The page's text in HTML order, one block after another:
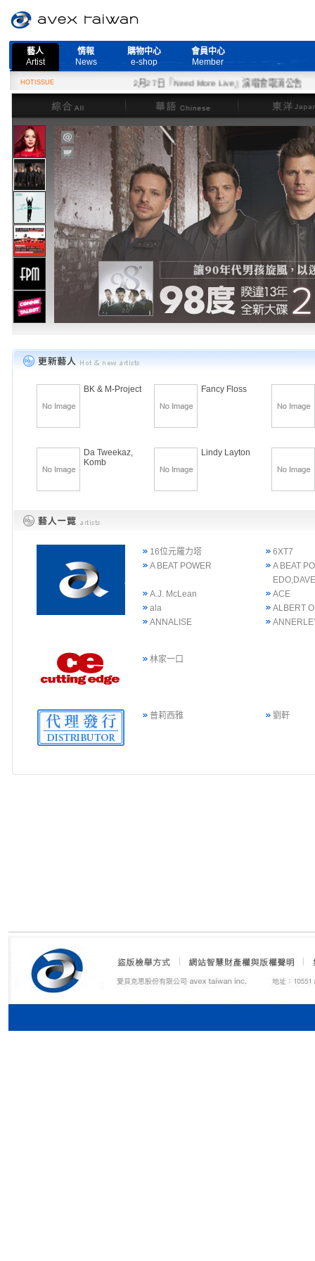
藝人
Artist
情報
News
購物中心
e-shop
會員中心
Member
HOTISSUE
2月27日『Need More Live』演唱會取消公告
綜合
華語 東洋
BK & M-Project Fancy Floss
Da Tweekaz,
Komb
Lindy Layton
16位元羅力塔
6XT7
A BEAT POWER
A BEAT
A.J. McLean
ACE
ala
ALBERT
ANNALISE
林家一口
普莉西雅 劉軒